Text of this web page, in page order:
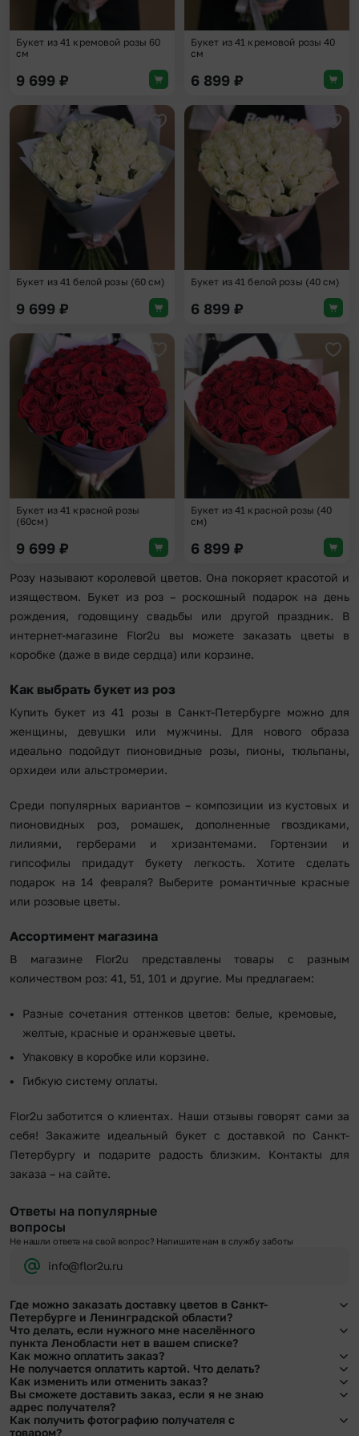
Букет из 41 кремовой розы 60
см
9 699 ₽
Букет из 41 кремовой розы 40
см
6 899 ₽
Добавить в избранное
Букет из 41 белой розы (60 см)
9 699 ₽
Букет из 41 белой розы (40 см)
6 899 ₽
Добавить в избранное
Букет из 41 красной розы
(60см)
9 699 ₽
Букет из 41 красной розы (40
см)
6 899 ₽
Розу называют королевой цветов. Она покоряет красотой и
изяществом. Букет из роз – роскошный подарок на день
рождения, годовщину свадьбы или другой праздник. В
интернет-магазине Flor2u вы можете заказать цветы в
коробке (даже в виде сердца) или корзине.
Как выбрать букет из роз
Купить букет из 41 розы в Санкт-Петербурге можно для
женщины, девушки или мужчины. Для нового образа
идеально подойдут пионовидные розы, пионы, тюльпаны,
орхидеи или альстромерии.
Среди популярных вариантов – композиции из кустовых и
пионовидных роз, ромашек, дополненные гвоздиками,
лилиями, герберами и хризантемами. Гортензии и
гипсофилы придадут букету легкость. Хотите сделать
подарок на 14 февраля? Выберите романтичные красные
или розовые цветы.
Ассортимент магазина
В магазине Flor2u представлены товары с разным
количеством роз: 41, 51, 101 и другие. Мы предлагаем:
Разные сочетания оттенков цветов: белые, кремовые,
желтые, красные и оранжевые цветы.
Упаковку в коробке или корзине.
Гибкую систему оплаты.
Flor2u заботится о клиентах. Наши отзывы говорят сами за
себя! Закажите идеальный букет с доставкой по Санкт-
Петербургу и подарите радость близким. Контакты для
заказа – на сайте.
Ответы на популярные
вопросы
Не нашли ответа на свой вопрос? Напишите нам в службу заботы
info@flor2u.ru
Где можно заказать доставку цветов в Санкт-
Петербурге и Ленинградской области?
Оформить доставку цветов можно в нашем приложении, на сайте flor2u.ru, по
телефону горячей линии или в чате.
Что делать, если нужного мне населённого
пункта Ленобласти нет в вашем списке?
Свяжитесь с нашими менеджерами по телефонам горячей линии или в чате.
Мы обязательно найдем выход из ситуации.
Как можно оплатить заказ?
Мы предусмотрели все возможные варианты оплаты:
Наличными.
Банковскими картами Visa, MasterCard, МИР, СБП
Картами рассрочки Халва, Совесть и Свобода.
Не получается оплатить картой. Что делать?
При возникновении трудностей во время оплаты заказа банковской картой
позвоните нам по телефону, и мы решим Ваш вопрос.
Как изменить или отменить заказ?
Чтобы внести изменения, выбрать другой букет или добавить подарок
свяжитесь с нашими менеджерами по телефонам горячей линии или в чате,
они помогут решить любой вопрос.
Вы сможете доставить заказ, если я не знаю
адрес получателя?
Да. У нас действует услуга «Уточнение адреса». Зная телефон получателя,
Как получить фотографию получателя с
товаром?